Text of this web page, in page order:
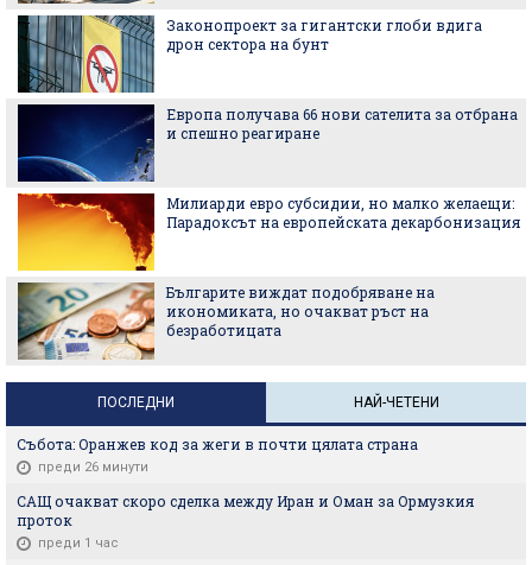
Законопроект за гигантски глоби вдига
дрон сектора на бунт
Европа получава 66 нови сателита за отбрана
и спешно реагиране
Милиарди евро субсидии, но малко желаещи:
Парадоксът на европейската декарбонизация
Българите виждат подобряване на
икономиката, но очакват ръст на
безработицата
ПОСЛЕДНИ НАЙ-ЧЕТЕНИ
Събота: Оранжев код за жеги в почти цялата страна
преди 26 минути
САЩ очакват скоро сделка между Иран и Оман за Ормузкия
проток
преди 1 час